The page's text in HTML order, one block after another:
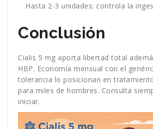
Hasta 2-3 unidades; controla la
Conclusión
Cialis 5 mg aporta libertad total
HBP. Economía mensual con el
tolerancia lo posicionan en
para miles de hombres. Consulta
iniciar.